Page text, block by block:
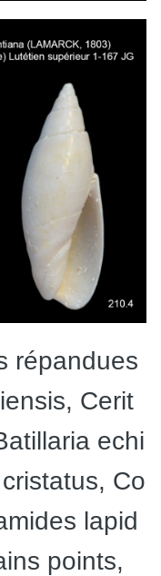
répandues
Cerit
echi
cristatus, Co
lapid
points,